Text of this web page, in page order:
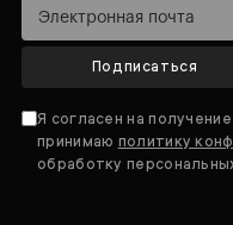
Подписаться
Я согласен на
принимаю политику
обработку